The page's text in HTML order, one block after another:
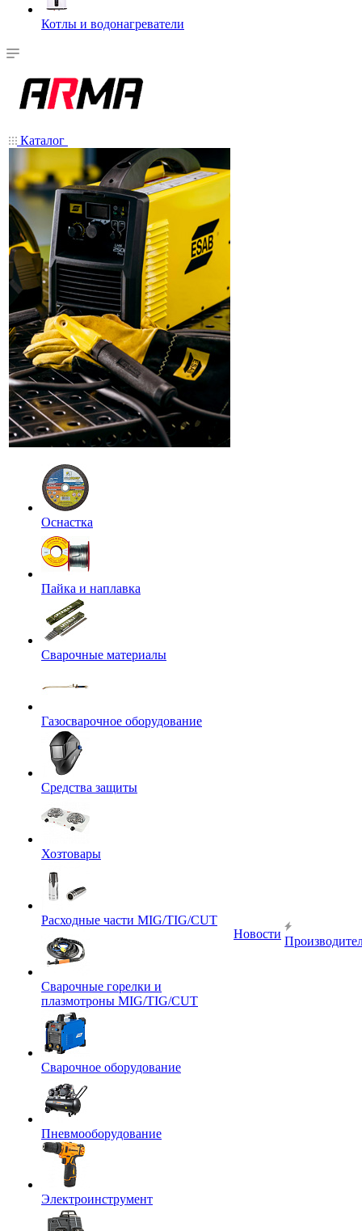
Котлы и водонагреватели
Каталог
Оснастка
Пайка и наплавка
Сварочные материалы
Газосварочное оборудование
Средства защиты
Хозтовары
Расходные части MIG/TIG/CUT
Сварочные горелки и
плазмотроны MIG/TIG/CUT
Сварочное оборудование
Пневмооборудование
Электроинструмент
Новости